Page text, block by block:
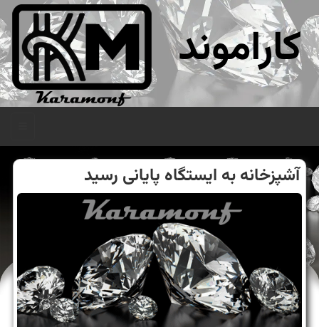
کاراموند
آشپزخانه به ایستگاه پایانی رسید